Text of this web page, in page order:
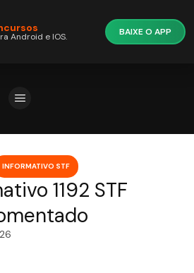
INFORMATIVO STF
1192 STF
Android e IOS. BAIXE O APP